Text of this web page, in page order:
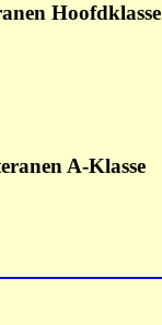
Hoofdklasse
A-Klasse